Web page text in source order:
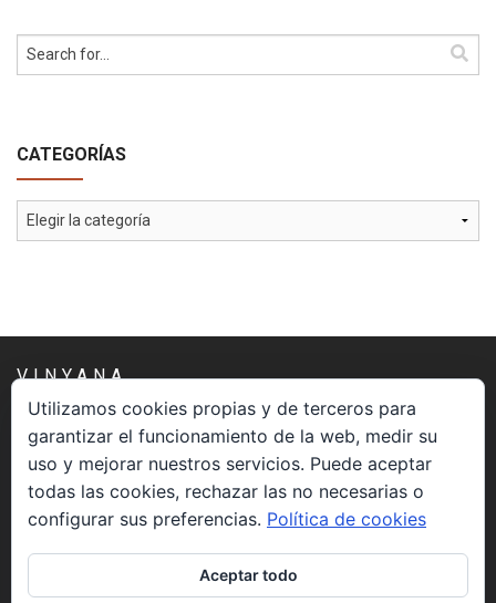
CATEGORÍAS
Categorías
VINYANA
Una asociación constituida sin ánimo de lucro cuya misión
es atender los aspectos espirituales relacionados con el
proceso vivir el morir.
Utilizamos cookies propias y de terceros para
garantizar el funcionamiento de la web, medir su
uso y mejorar nuestros servicios. Puede aceptar
todas las cookies, rechazar las no necesarias o
configurar sus preferencias. Política de cookies
Aceptar todo